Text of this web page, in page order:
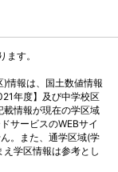
す。
情報は、国土数値情報
年度】及び中学校区
情報が現在の学区域
サービスのWEBサイ
。また、通学区域(学
学区情報は参考とし